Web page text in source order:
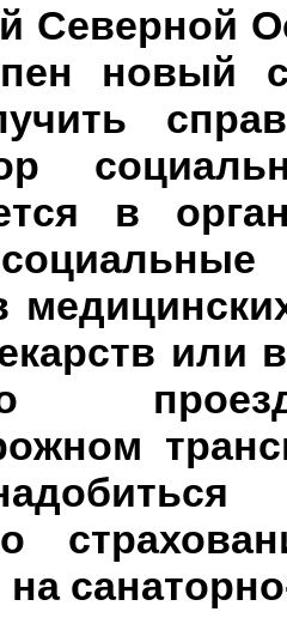
Северной
новый
в
на